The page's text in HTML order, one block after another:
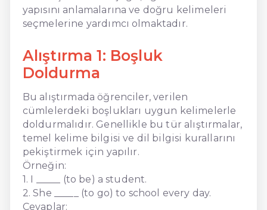
yapısını anlamalarına ve doğru kelimeleri
seçmelerine yardımcı olmaktadır.
Alıştırma 1: Boşluk
Doldurma
Bu alıştırmada öğrenciler, verilen
cümlelerdeki boşlukları uygun kelimelerle
doldurmalıdır. Genellikle bu tür alıştırmalar,
temel kelime bilgisi ve dil bilgisi kurallarını
pekiştirmek için yapılır.
Örneğin:
1. I _____ (to be) a student.
2. She _____ (to go) to school every day.
Cevaplar: